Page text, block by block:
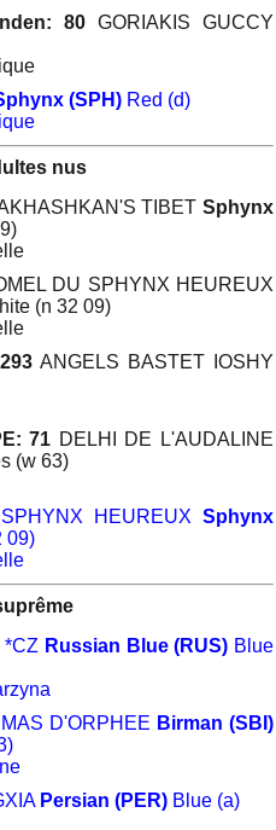
80GORIAKIS GUCCY
(SPH) Red (d)
nus
TIBET Sphynx
DU SPHYNX HEUREUX
(n 32 09)
ANGELS BASTET IOSHY
71 DELHI DE L'AUDALINE
(w 63)
HEUREUXSphynx
09)
Russian Blue (RUS) Blue
D'ORPHEE Birman (SBI)
Persian (PER) Blue (a)